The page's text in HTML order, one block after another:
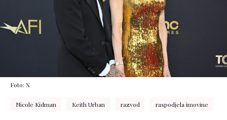
Foto: X
Nicole Kidman Keith Urban razvod raspodjela imovine